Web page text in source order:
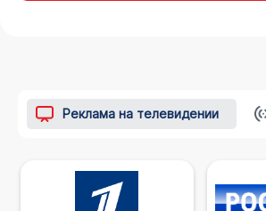
Реклама на телевидении